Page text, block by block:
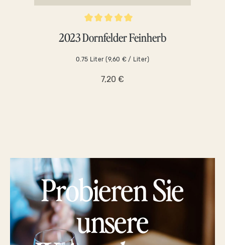
Durchschnittliche Bewertung von 5 von 5 Sternen
2023 Dornfelder Feinherb
0.75 Liter(9,60 € / Liter)
7,20 €
Probieren Sie
unsere